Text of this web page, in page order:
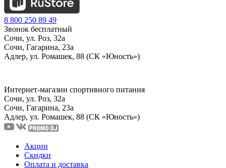
8 800 250 89 49
Звонок бесплатный
Сочи, ул. Роз, 32а
Сочи, Гагарина, 23а
Адлер, ул. Ромашек, 88 (СК «Юность»)
Интернет-магазин спортивного питания
Сочи, ул. Роз, 32а
Сочи, Гагарина, 23а
Адлер, ул. Ромашек, 88 (СК «Юность»)
Акции
Скидки
Оплата и доставка